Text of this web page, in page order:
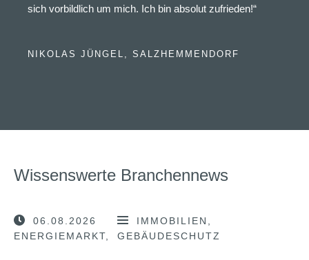
sich vorbildlich um mich. Ich bin absolut zufrieden!“
NIKOLAS JÜNGEL, SALZHEMMENDORF
Wissenswerte Branchennews
06.08.2026
IMMOBILIEN
ENERGIEMARKT
GEBÄUDESCHUTZ